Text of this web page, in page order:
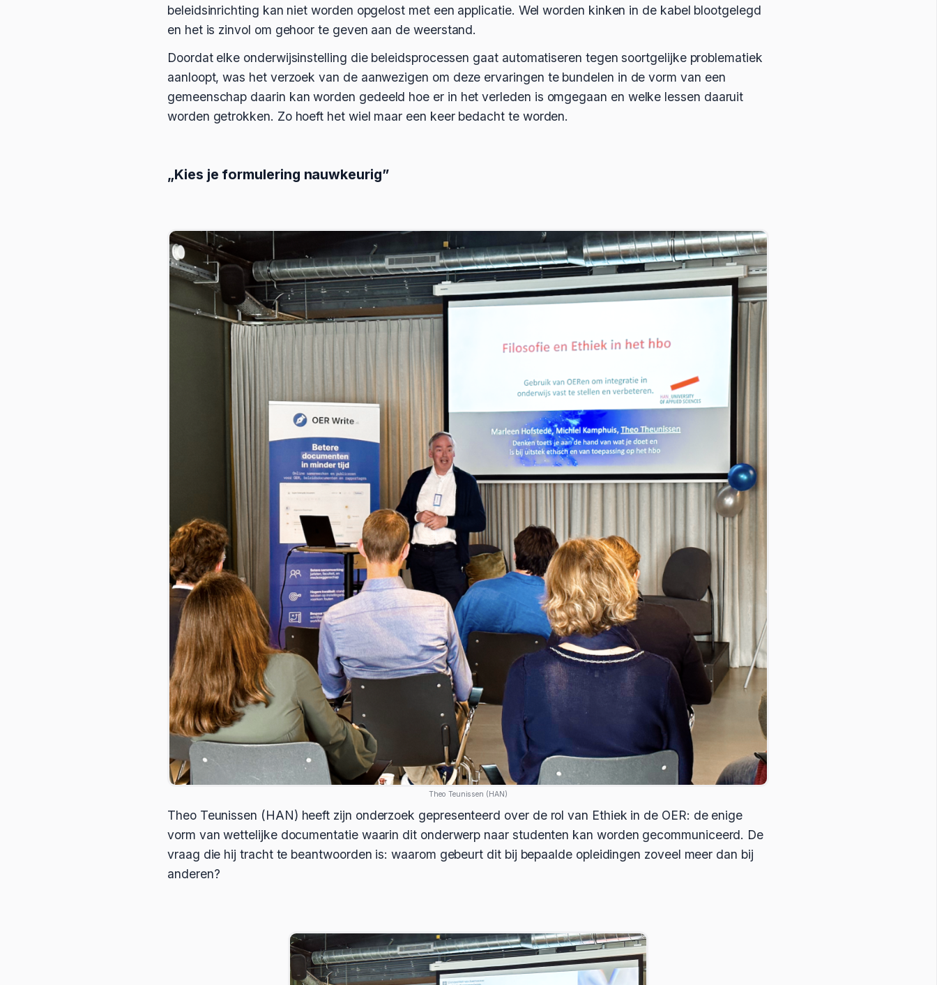
beleidsinrichting kan niet worden opgelost met een applicatie. Wel worden kinken in de kabel blootgelegd
en het is zinvol om gehoor te geven aan de weerstand.
Doordat elke onderwijsinstelling die beleidsprocessen gaat automatiseren tegen soortgelijke problematiek
aanloopt, was het verzoek van de aanwezigen om deze ervaringen te bundelen in de vorm van een
gemeenschap daarin kan worden gedeeld hoe er in het verleden is omgegaan en welke lessen daaruit
worden getrokken. Zo hoeft het wiel maar een keer bedacht te worden.
„Kies je formulering nauwkeurig”
Theo Teunissen (HAN)
Theo Teunissen (HAN) heeft zijn onderzoek gepresenteerd over de rol van Ethiek in de OER: de enige
vorm van wettelijke documentatie waarin dit onderwerp naar studenten kan worden gecommuniceerd. De
vraag die hij tracht te beantwoorden is: waarom gebeurt dit bij bepaalde opleidingen zoveel meer dan bij
anderen?